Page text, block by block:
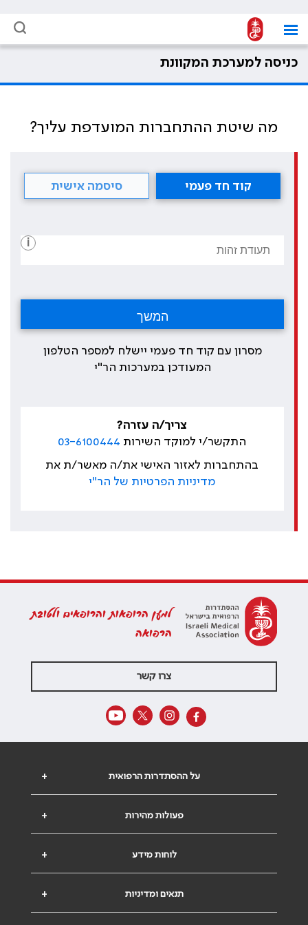
כניסה למערכת המקוונת
מה שיטת ההתחברות המועדפת עליך?
קוד חד פעמי סיסמה אישית
i
מסרון עם קוד חד פעמי יישלח למספר הטלפון
המעודכן במערכות הר"י
צריך/ה עזרה?
התקשר/י למוקד השירות 03-6100444
בהתחברות לאזור האישי את/ה מאשר/ת את
מדיניות הפרטיות של הר"י
למען הרופאות והרופאים ולטובת
הרפואה
צרו קשר
+ על ההסתדרות הרפואית
+ פעולות מהירות
+ לוחות מידע
+ תנאים ומדיניות